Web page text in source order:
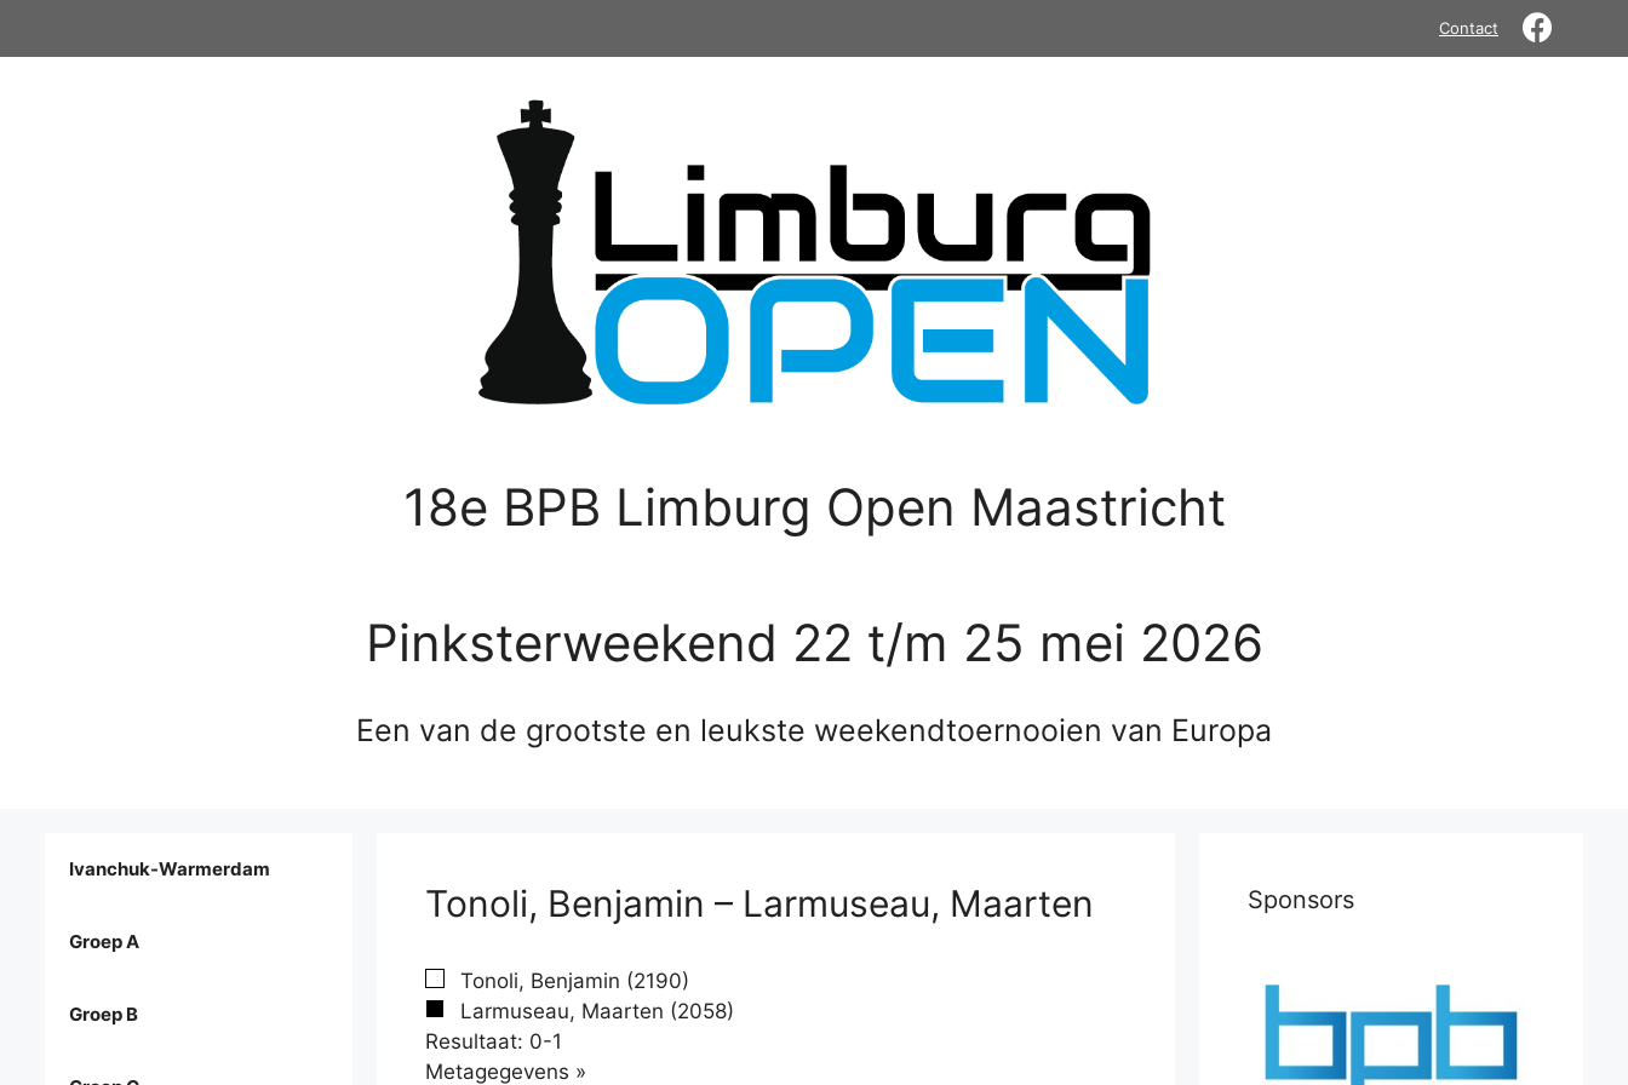
Contact
18e BPB Limburg Open Maastricht
Pinksterweekend 22 t/m 25 mei 2026
Een van de grootste en leukste weekendtoernooien van Europa
Tonoli, Benjamin – Larmuseau, Maarten
Tonoli, Benjamin (2190)
Larmuseau, Maarten (2058)
Resultaat: 0-1
Metagegevens »
Ivanchuk-Warmerdam
Groep A
Groep B
Sponsors